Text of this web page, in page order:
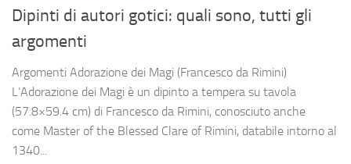
Dipinti di autori gotici: quali sono, tutti gli
argomenti
Argomenti Adorazione dei Magi (Francesco da Rimini)
L’Adorazione dei Magi è un dipinto a tempera su tavola
(57.8×59.4 cm) di Francesco da Rimini, conosciuto anche
come Master of the Blessed Clare of Rimini, databile intorno al
1340...